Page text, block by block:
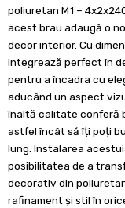
poliuretan M1 –
acest brau adaugă o
decor interior. Cu
integrează perfect în
pentru a încadra cu
aducând un aspect
înaltă calitate conferă
astfel încât să îți poți
lung. Instalarea
posibilitatea de a
decorativ din
rafinament și stil în